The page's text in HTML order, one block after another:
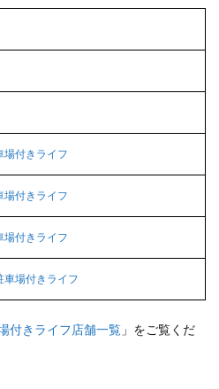
場付きライフ
場付きライフ
場付きライフ
車場付きライフ
付きライフ店舗一覧 」をご覧くだ